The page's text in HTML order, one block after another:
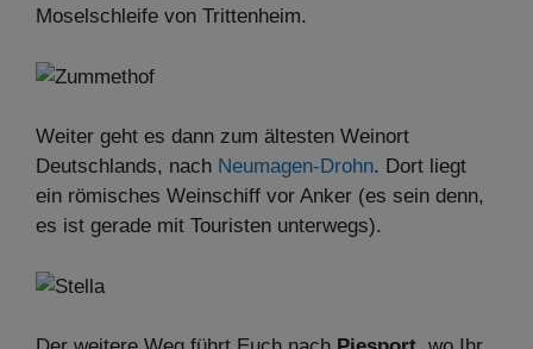
Moselschleife von Trittenheim.
Weiter geht es dann zum ältesten Weinort
Deutschlands, nach Neumagen-Drohn. Dort liegt
ein römisches Weinschiff vor Anker (es sein denn,
es ist gerade mit Touristen unterwegs).